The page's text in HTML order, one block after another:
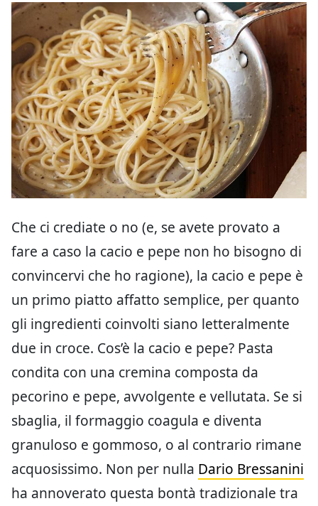
Che ci crediate o no (e, se avete provato a
fare a caso la cacio e pepe non ho bisogno di
convincervi che ho ragione), la cacio e pepe è
un primo piatto affatto semplice, per quanto
gli ingredienti coinvolti siano letteralmente
due in croce. Cos’è la cacio e pepe? Pasta
condita con una cremina composta da
pecorino e pepe, avvolgente e vellutata. Se si
sbaglia, il formaggio coagula e diventa
granuloso e gommoso, o al contrario rimane
acquosissimo. Non per nulla Dario Bressanini
ha annoverato questa bontà tradizionale tra